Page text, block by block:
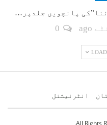
پانچویں جلدپر…
LOAD
انٹرنیشنل